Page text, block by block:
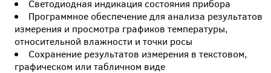
Светодиодная индикация состояния прибора
Программное обеспечение для анализа результатов
измерения и просмотра графиков температуры,
относительной влажности и точки росы
Сохранение результатов измерения в текстовом,
графическом или табличном виде